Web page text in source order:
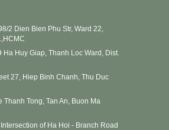
2 Dien Bien Phu Str, Ward 22,
Ha Huy Giap, Thanh Loc Ward, Dist.
27, Hiep Binh Chanh, Thu Duc
Thanh Tong, Tan An, Buon Ma
Intersection of Ha Hoi - Branch Road